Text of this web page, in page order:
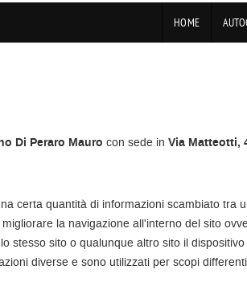
HOME
Di Peraro Mauro con sede in Via Matteotti,
certa quantità di informazioni scambiato
la navigazione all'interno del sito
stesso sito o qualunque altro sito il
diverse e sono utilizzati per scopi